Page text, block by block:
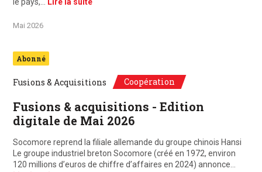
Mai 2026
Abonné
Fusions & Acquisitions Coopération
Fusions & acquisitions - Edition
digitale de Mai 2026
Socomore reprend la filiale allemande du groupe chinois Hansi
Le groupe industriel breton Socomore (créé en 1972, environ
120 millions d’euros de chiffre d’affaires en 2024) annonce…